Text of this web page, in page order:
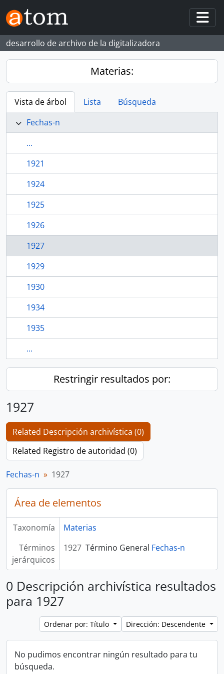
Skip to main content
desarrollo de archivo de la digitalizadora
Materias:
Vista de árbol Lista
Búsqueda
Fechas-n
...
1921
1924
1925
1926
1927
1929
1930
1934
1935
...
Restringir resultados por:
1927
Related Descripción archivística (0)
Related Registro de autoridad (0)
Fechas-n 1927
Área de elementos
Taxonomía
Materias
Términos
jerárquicos
1927 Término General Fechas-n
0 Descripción archivística resultados
para 1927
Ordenar por: Título Dirección: Descendente
No pudimos encontrar ningún resultado para tu
búsqueda.